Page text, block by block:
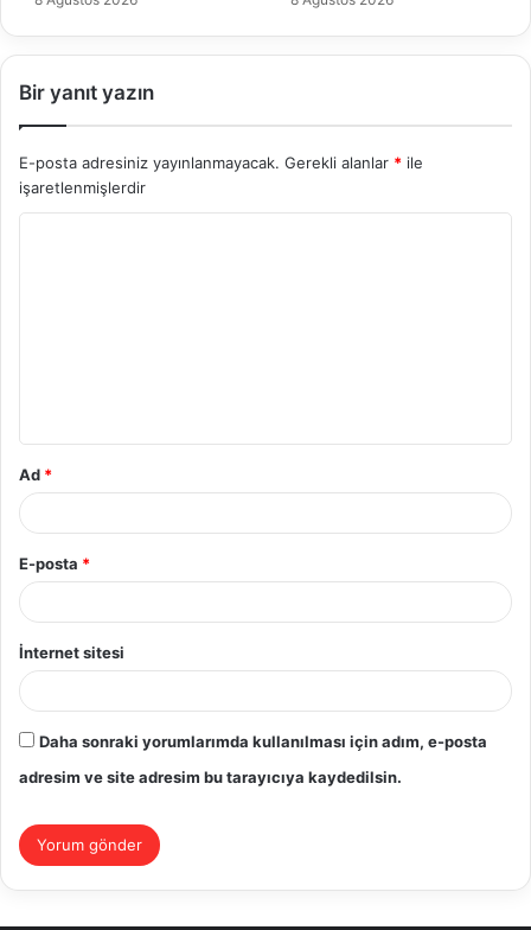
Bir yanıt yazın
E-posta adresiniz yayınlanmayacak. Gerekli alanlar * ile
işaretlenmişlerdir
Ad *
E-posta *
İnternet sitesi
Daha sonraki yorumlarımda kullanılması için adım, e-posta
adresim ve site adresim bu tarayıcıya kaydedilsin.